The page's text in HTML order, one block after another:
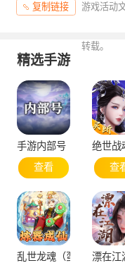
复制链接 游戏活动
转载。
精选手游
手游内部号（申请）
查看
绝世战
查
乱世龙魂（蛮荒）漂在江